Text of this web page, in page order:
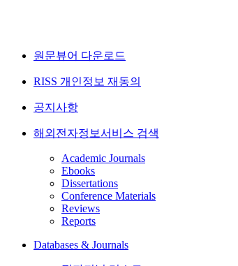
원문뷰어 다운로드
RISS 개인정보 재동의
공지사항
해외전자정보서비스 검색
Academic Journals
Ebooks
Dissertations
Conference Materials
Reviews
Reports
Databases & Journals